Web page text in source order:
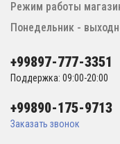
Режим работы
Понедельник -
+99897-777-3351
Поддержка: 09:00-20:00
+99890-175-9713
Заказать звонок